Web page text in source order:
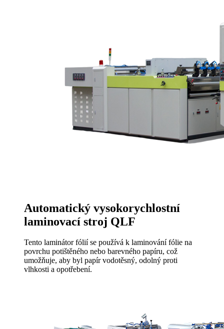
Automatický vysokorychlostní
laminovací stroj QLF
Tento laminátor fólií se používá k laminování fólie na
povrchu potištěného nebo barevného papíru, což
umožňuje, aby byl papír vodotěsný, odolný proti
vlhkosti a opotřebení.